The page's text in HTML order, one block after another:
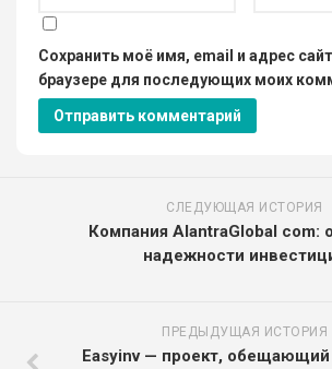
Сохранить моё имя, email и адрес
браузере для последующих моих
СЛЕДУЮЩАЯ ИСТОРИЯ
Компания AlantraGlobal com:
надежности
ПРЕДЫДУЩАЯ ИСТОРИЯ
Easyinv — проект,